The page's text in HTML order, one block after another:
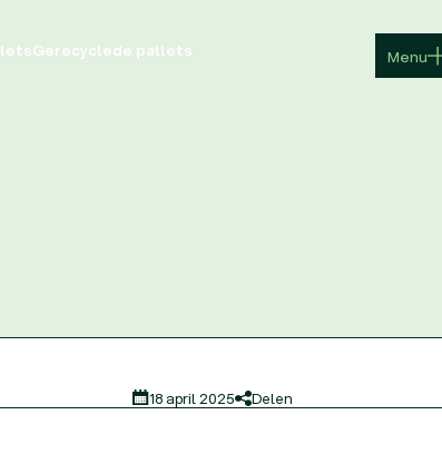
Gerecyclede pallets Menu
Menu
18 april 2025 Delen